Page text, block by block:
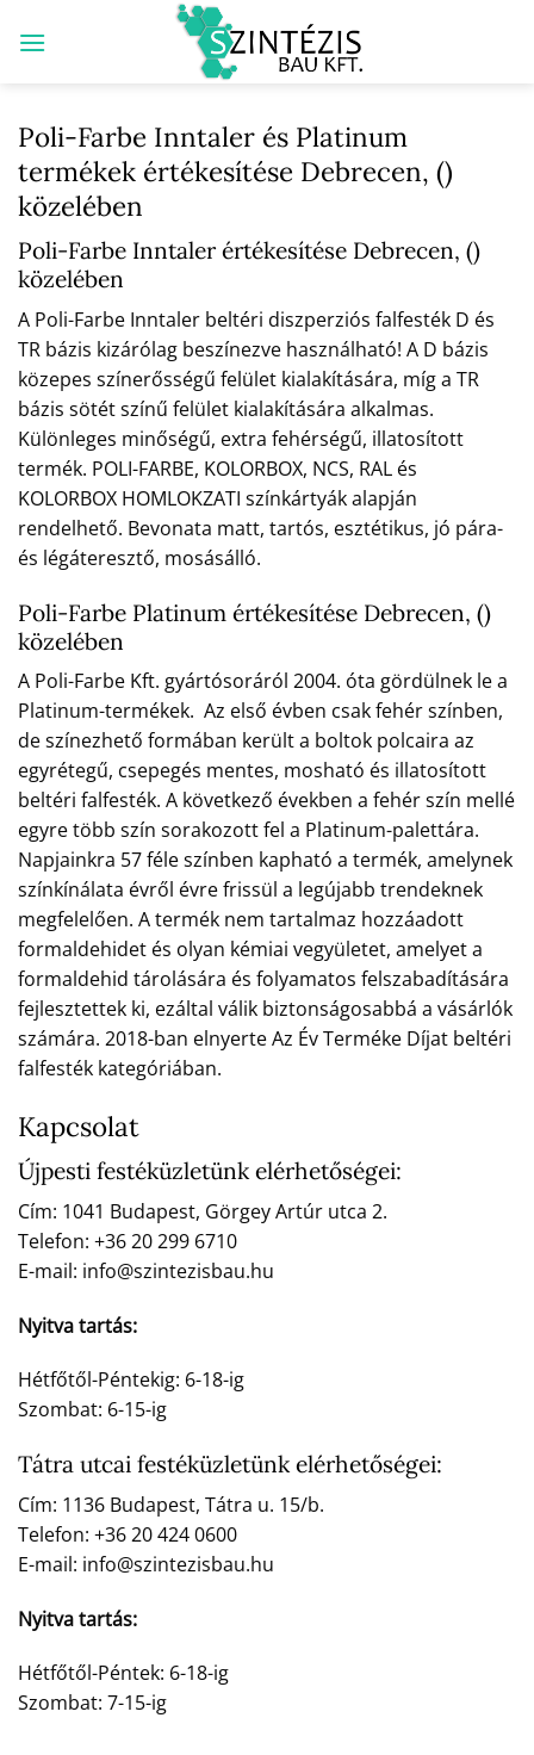
Poli-Farbe Inntaler és Platinum
termékek értékesítése Debrecen, ()
közelében
Poli-Farbe Inntaler értékesítése Debrecen, ()
közelében
A Poli-Farbe Inntaler beltéri diszperziós falfesték D és
TR bázis kizárólag beszínezve használható! A D bázis
közepes színerősségű felület kialakítására, míg a TR
bázis sötét színű felület kialakítására alkalmas.
Különleges minőségű, extra fehérségű, illatosított
termék. POLI-FARBE, KOLORBOX, NCS, RAL és
KOLORBOX HOMLOKZATI színkártyák alapján
rendelhető. Bevonata matt, tartós, esztétikus, jó pára-
és légáteresztő, mosásálló.
Poli-Farbe Platinum értékesítése Debrecen, ()
közelében
A Poli-Farbe Kft. gyártósoráról 2004. óta gördülnek le a
Platinum-termékek. Az első évben csak fehér színben,
de színezhető formában került a boltok polcaira az
egyrétegű, csepegés mentes, mosható és illatosított
beltéri falfesték. A következő években a fehér szín mellé
egyre több szín sorakozott fel a Platinum-palettára.
Napjainkra 57 féle színben kapható a termék, amelynek
színkínálata évről évre frissül a legújabb trendeknek
megfelelően. A termék nem tartalmaz hozzáadott
formaldehidet és olyan kémiai vegyületet, amelyet a
formaldehid tárolására és folyamatos felszabadítására
fejlesztettek ki, ezáltal válik biztonságosabbá a vásárlók
számára. 2018-ban elnyerte Az Év Terméke Díjat beltéri
falfesték kategóriában.
Kapcsolat
Újpesti festéküzletünk elérhetőségei:
Cím: 1041 Budapest, Görgey Artúr utca 2.
Telefon: +36 20 299 6710
E-mail: info@szintezisbau.hu
Nyitva tartás:
Hétfőtől-Péntekig: 6-18-ig
Szombat: 6-15-ig
Tátra utcai festéküzletünk elérhetőségei:
Cím: 1136 Budapest, Tátra u. 15/b.
Telefon: +36 20 424 0600
E-mail: info@szintezisbau.hu
Nyitva tartás:
Hétfőtől-Péntek: 6-18-ig
Szombat: 7-15-ig